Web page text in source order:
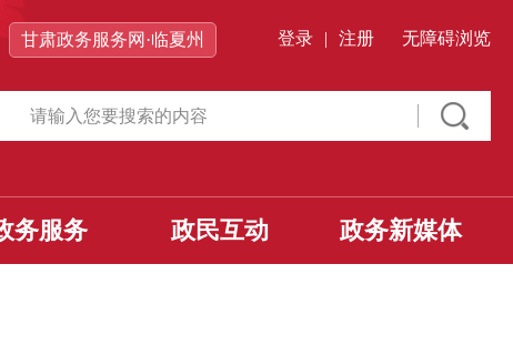
甘肃政务服务网·临夏州 登录 | 注册 无障碍浏览
务服务 政民互动 政务新媒体